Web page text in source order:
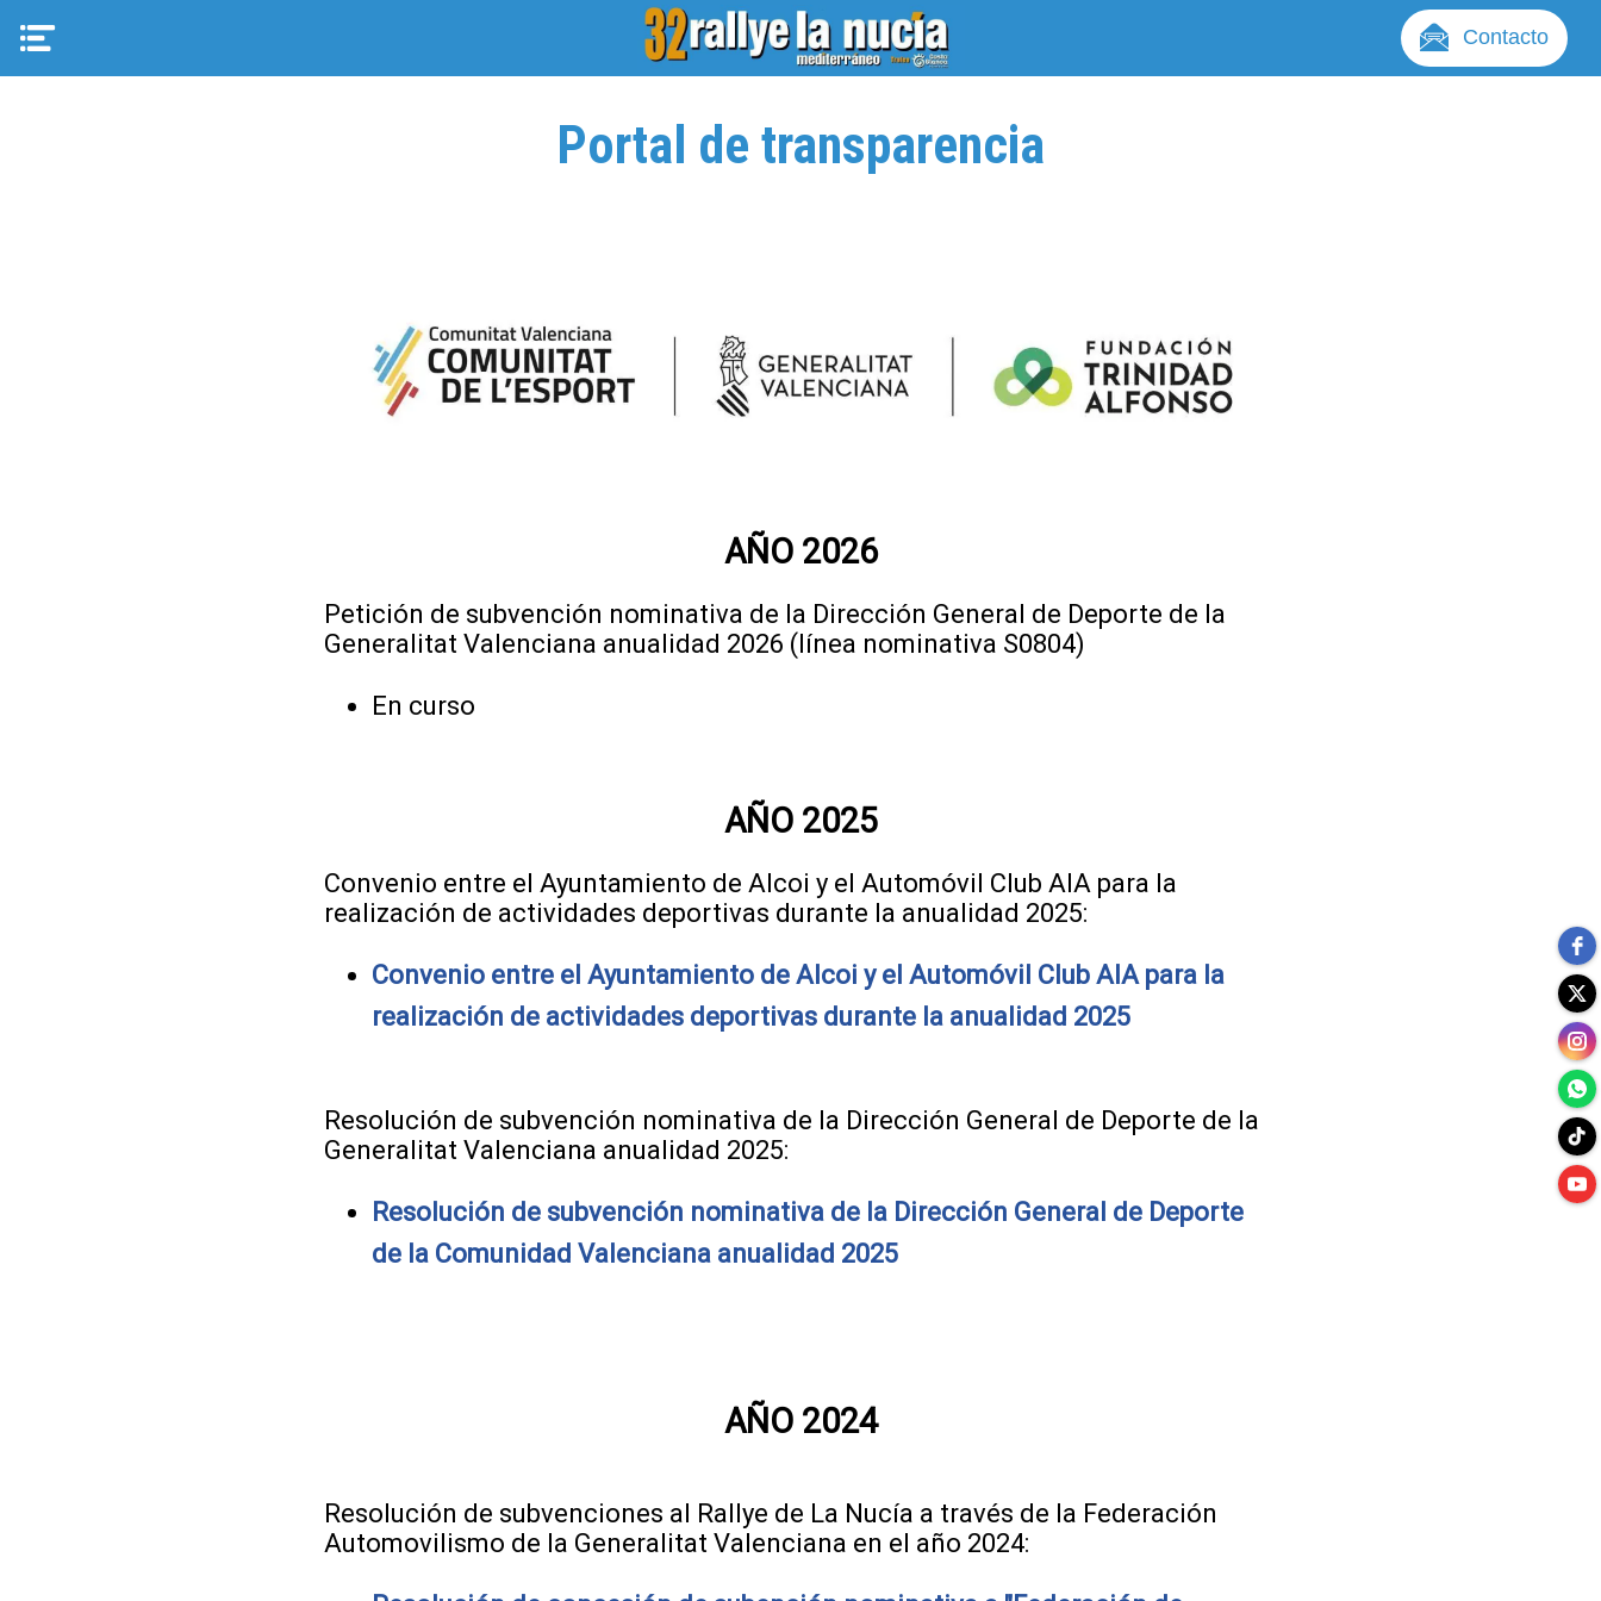
Contacto
Portal de transparencia
AÑO 2026
Petición de subvención nominativa de la Dirección General de Deporte de la
Generalitat Valenciana anualidad 2026 (línea nominativa S0804)
En curso
AÑO 2025
Convenio entre el Ayuntamiento de Alcoi y el Automóvil Club AIA para la
realización de actividades deportivas durante la anualidad 2025:
Convenio entre el Ayuntamiento de Alcoi y el Automóvil Club AIA para la
realización de actividades deportivas durante la anualidad 2025
Resolución de subvención nominativa de la Dirección General de Deporte de la
Generalitat Valenciana anualidad 2025:
Resolución de subvención nominativa de la Dirección General de Deporte
de la Comunidad Valenciana anualidad 2025
AÑO 2024
Resolución de subvenciones al Rallye de La Nucía a través de la Federación
Automovilismo de la Generalitat Valenciana en el año 2024: